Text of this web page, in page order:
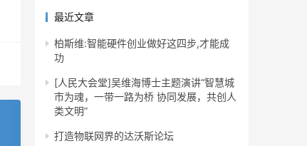
最近文章
柏斯维:智能硬件创业做好这四步,才能成
功
[人民大会堂]吴维海博士主题演讲“智慧城
市为魂，一带一路为桥 协同发展，共创人
类文明”
打造物联网界的达沃斯论坛